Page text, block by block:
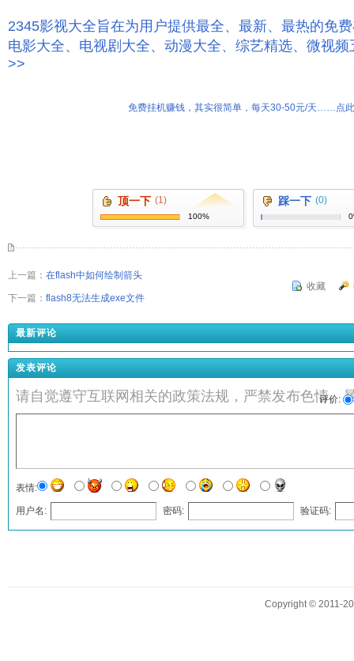
2345影视大全旨在为用户提供最全、最新、最热的免
电影大全、电视剧大全、动漫大全、综艺精选、微视
>>
免费挂机赚钱，其实很简单，每天30-50元/天……点
顶一下 (1)
100%
踩一下 (0)
上一篇： 在flash中如何绘制箭头
下一篇： flash8无法生成exe文件
收藏
最新评论
发表评论
请自觉遵守互联网相关的政策法规，严禁发布色情、
评价:
表情:
用户名: 密码: 验证码:
Copyright © 2011-